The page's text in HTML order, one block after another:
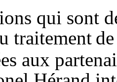
qui sont
traitement
aux